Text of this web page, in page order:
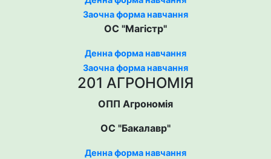
Заочна форма навчання
ОС "Магістр"
Денна форма навчання
Заочна форма навчання
201 АГРОНОМІЯ
ОПП Агрономія
ОС "Бакалавр"
Денна форма навчання